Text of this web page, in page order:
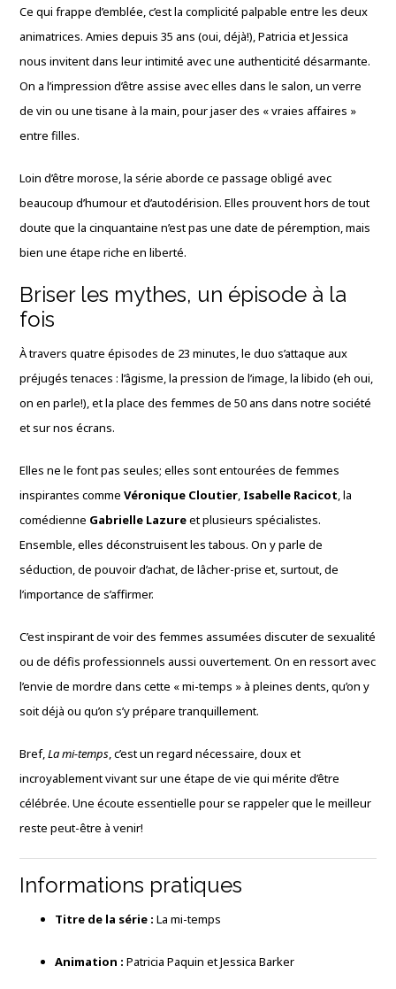
Ce qui frappe d’emblée, c’est la complicité palpable entre les deux
animatrices. Amies depuis 35 ans (oui, déjà!), Patricia et Jessica
nous invitent dans leur intimité avec une authenticité désarmante.
On a l’impression d’être assise avec elles dans le salon, un verre
de vin ou une tisane à la main, pour jaser des « vraies affaires »
entre filles.
Loin d’être morose, la série aborde ce passage obligé avec
beaucoup d’humour et d’autodérision. Elles prouvent hors de tout
doute que la cinquantaine n’est pas une date de péremption, mais
bien une étape riche en liberté.
Briser les mythes, un épisode à la
fois
À travers quatre épisodes de 23 minutes, le duo s’attaque aux
préjugés tenaces : l’âgisme, la pression de l’image, la libido (eh oui,
on en parle!), et la place des femmes de 50 ans dans notre société
et sur nos écrans.
Elles ne le font pas seules; elles sont entourées de femmes
inspirantes commeVéronique Cloutier, Isabelle Racicot, la
comédienne Gabrielle Lazureet plusieurs spécialistes.
Ensemble, elles déconstruisent les tabous. On y parle de
séduction, de pouvoir d’achat, de lâcher-prise et, surtout, de
l’importance de s’affirmer.
C’est inspirant de voir des femmes assumées discuter de sexualité
ou de défis professionnels aussi ouvertement. On en ressort avec
l’envie de mordre dans cette « mi-temps » à pleines dents, qu’on y
soit déjà ou qu’on s’y prépare tranquillement.
Bref,La mi-temps, c’est un regard nécessaire, doux et
incroyablement vivant sur une étape de vie qui mérite d’être
célébrée. Une écoute essentielle pour se rappeler que le meilleur
reste peut-être à venir!
Informations pratiques
Titre de la série : La mi-temps
Animation : Patricia Paquin et Jessica Barker